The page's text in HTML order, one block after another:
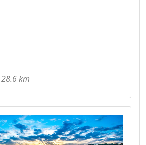
km